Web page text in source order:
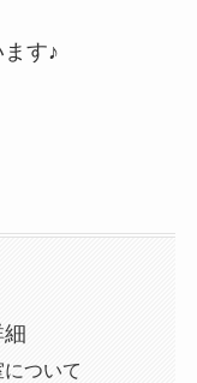
す♪
ついて